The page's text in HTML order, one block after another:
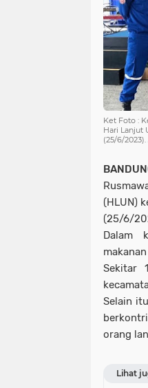
Ket Foto :
Hari Lanjut
(25/6/
(HLUN)
(25/6/
Dalam
Sekitar
Selain
orang
Lihat